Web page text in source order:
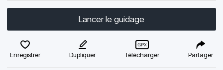
Lancer le guidage
Enregistrer Dupliquer Télécharger Partager